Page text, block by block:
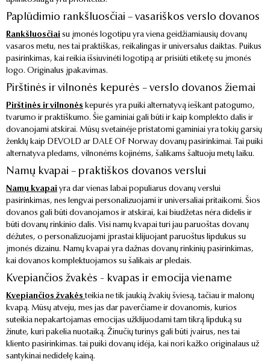
Paplūdimio rankšluosčiai – vasariškos verslo dovanos
Rankšluosčiai su įmonės logotipu yra viena geidžiamiausių dovanų
vasaros metu, nes tai praktiškas, reikalingas ir universalus daiktas. Puikus
pasirinkimas, kai reikia išsiuvinėti logotipą ar prisiūti etiketę su įmonės
logo. Originalus įpakavimas.
Pirštinės ir vilnonės kepurės – verslo dovanos žiemai
Pirštinės ir vilnonės kepurės yra puiki alternatyvą ieškant patogumo,
tvarumo ir praktiškumo. Šie gaminiai gali būti ir kaip komplekto dalis ir
dovanojami atskirai. Mūsų svetainėje pristatomi gaminiai yra tokių garsių
ženklų kaip DEVOLD ar DALE OF Norway dovanų pasirinkimai. Tai puiki
alternatyva pledams, vilnonėms kojinėms, šalikams šaltuoju metų laiku.
Namų kvapai – praktiškos dovanos verslui
Namų kvapai yra dar vienas labai populiarus dovanų verslui
pasirinkimas, nes lengvai personalizuojami ir universaliai pritaikomi. Šios
dovanos gali būti dovanojamos ir atskirai, kai biudžetas nėra didelis ir
būti dovanų rinkinio dalis. Visi namų kvapai turi jau paruoštas dovanų
dėžutes, o personalizuojami įprastai klijuojant paruoštus lipdukus su
įmonės dizainu. Namų kvapai yra dažnas dovanų rinkinių pasirinkimas,
kai dovanos komplektuojamos su šalikais ar pledais.
Kvepiančios žvakės - kvapas ir emocija viename
Kvepiančios žvakės teikia ne tik jaukią žvakių šviesą, tačiau ir malonų
kvapą. Mūsų atveju, mes jas dar paverčiame ir dovanomis, kurios
suteikia nepakartojamas emocijas užklijuodami tam tikrą lipduką su
žinute, kuri pakelia nuotaiką. Žinučių turinys gali būti įvairus, nes tai
kliento pasirinkimas. tai puiki dovanų idėja, kai nori kažko originalaus už
santykinai nedidelę kainą.